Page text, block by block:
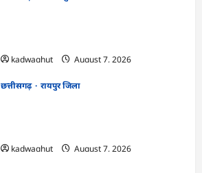
kadwaghut
August 7, 2026
छत्तीसगढ़
रायपुर जिला
kadwaghut
August 7, 2026